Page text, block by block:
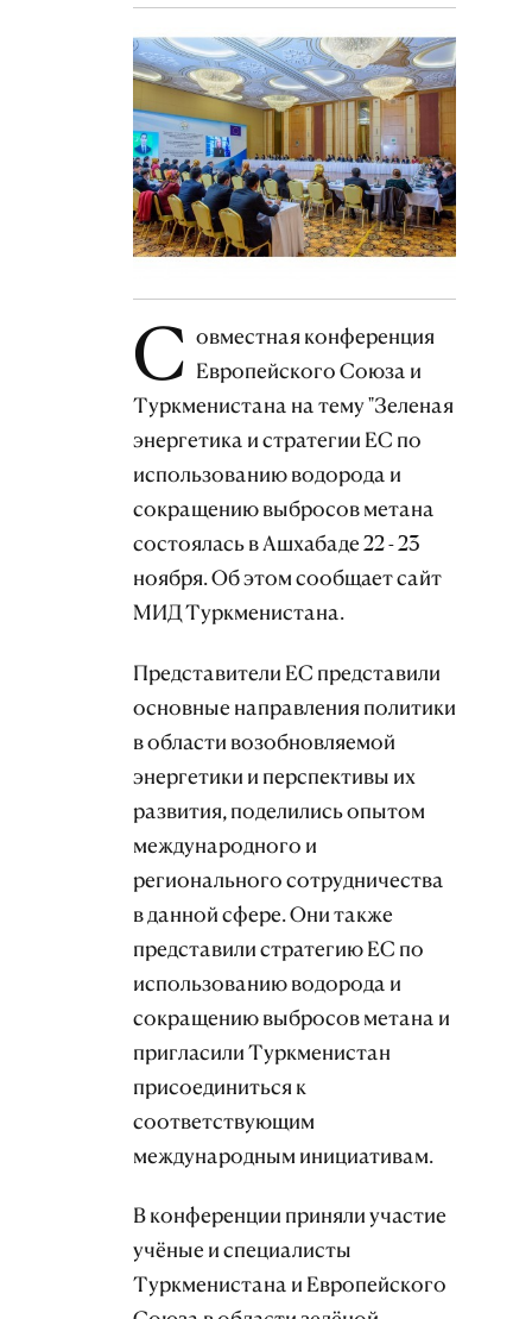
С овместная конференция
Европейского Союза и
Туркменистана на тему "Зеленая
энергетика и стратегии ЕС по
использованию водорода и
сокращению выбросов метана
состоялась в Ашхабаде 22 - 23
ноября. Об этом сообщает сайт
МИД Туркменистана.
Представители ЕС представили
основные направления политики
в области возобновляемой
энергетики и перспективы их
развития, поделились опытом
международного и
регионального сотрудничества
в данной сфере. Они также
представили стратегию ЕС по
использованию водорода и
сокращению выбросов метана и
пригласили Туркменистан
присоединиться к
соответствующим
международным инициативам.
В конференции приняли участие
учёные и специалисты
Туркменистана и Европейского